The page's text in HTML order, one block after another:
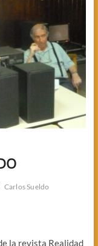
Carlos Sueldo
la revista Realidad